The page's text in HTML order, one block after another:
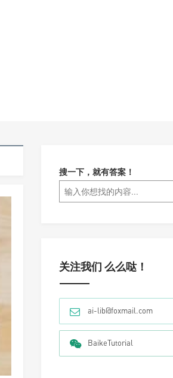
搜一下，就有答案！
关注我们 么么哒！
ai-lib@foxmail.com
BaikeTutorial